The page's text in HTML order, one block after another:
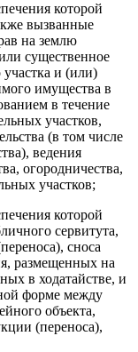
которой
вызванные
на землю
существенное
участка и (или)
имущества в
в течение
участков,
(в том числе
ведения
огородничества,
участков;
которой
сервитута,
сноса
размещенных на
в ходатайстве, и
форме между
объекта,
(переноса),